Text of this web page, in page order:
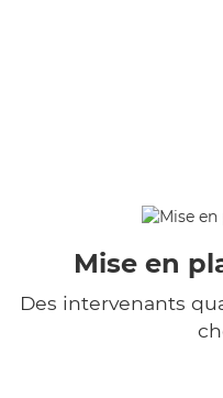
Mise en
Des intervenants